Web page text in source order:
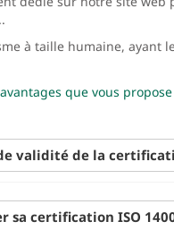
à taille humaine, ayant
que vous
validité de la
sa certification ISO